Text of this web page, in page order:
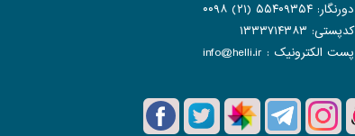
دورنگار: ۵۵۴۰۹۳۵۴ (۲۱) ۰۰۹۸
کدپستی: ۱۳۳۳۷۱۴۳۸۳
پست الکترونیک : info@helli.ir